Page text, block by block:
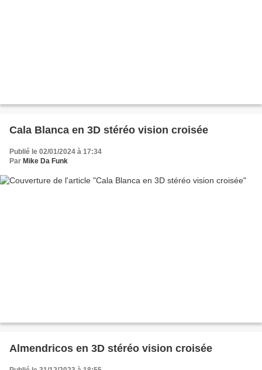
Cala Blanca en 3D stéréo vision croisée
Publié le 02/01/2024 à 17:34
Par Mike Da Funk
Almendricos en 3D stéréo vision croisée